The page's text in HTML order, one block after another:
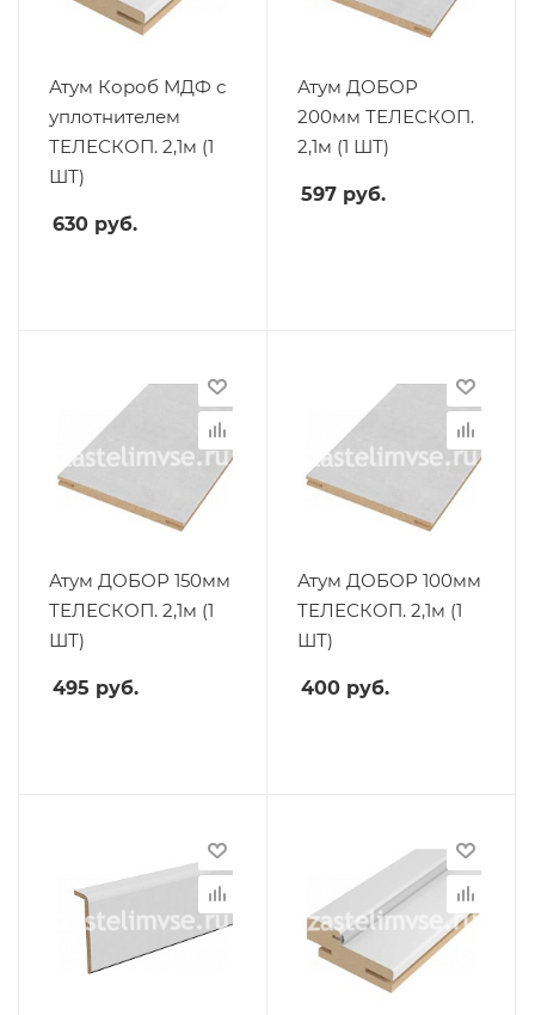
Атум Короб МДФ с
уплотнителем
ТЕЛЕСКОП. 2,1м (1
ШТ)
630 руб.
Атум ДОБОР
200мм ТЕЛЕСКОП.
2,1м (1 ШТ)
597 руб.
Атум ДОБОР 150мм
ТЕЛЕСКОП. 2,1м (1
ШТ)
495 руб.
Атум ДОБОР 100мм
ТЕЛЕСКОП. 2,1м (1
ШТ)
400 руб.